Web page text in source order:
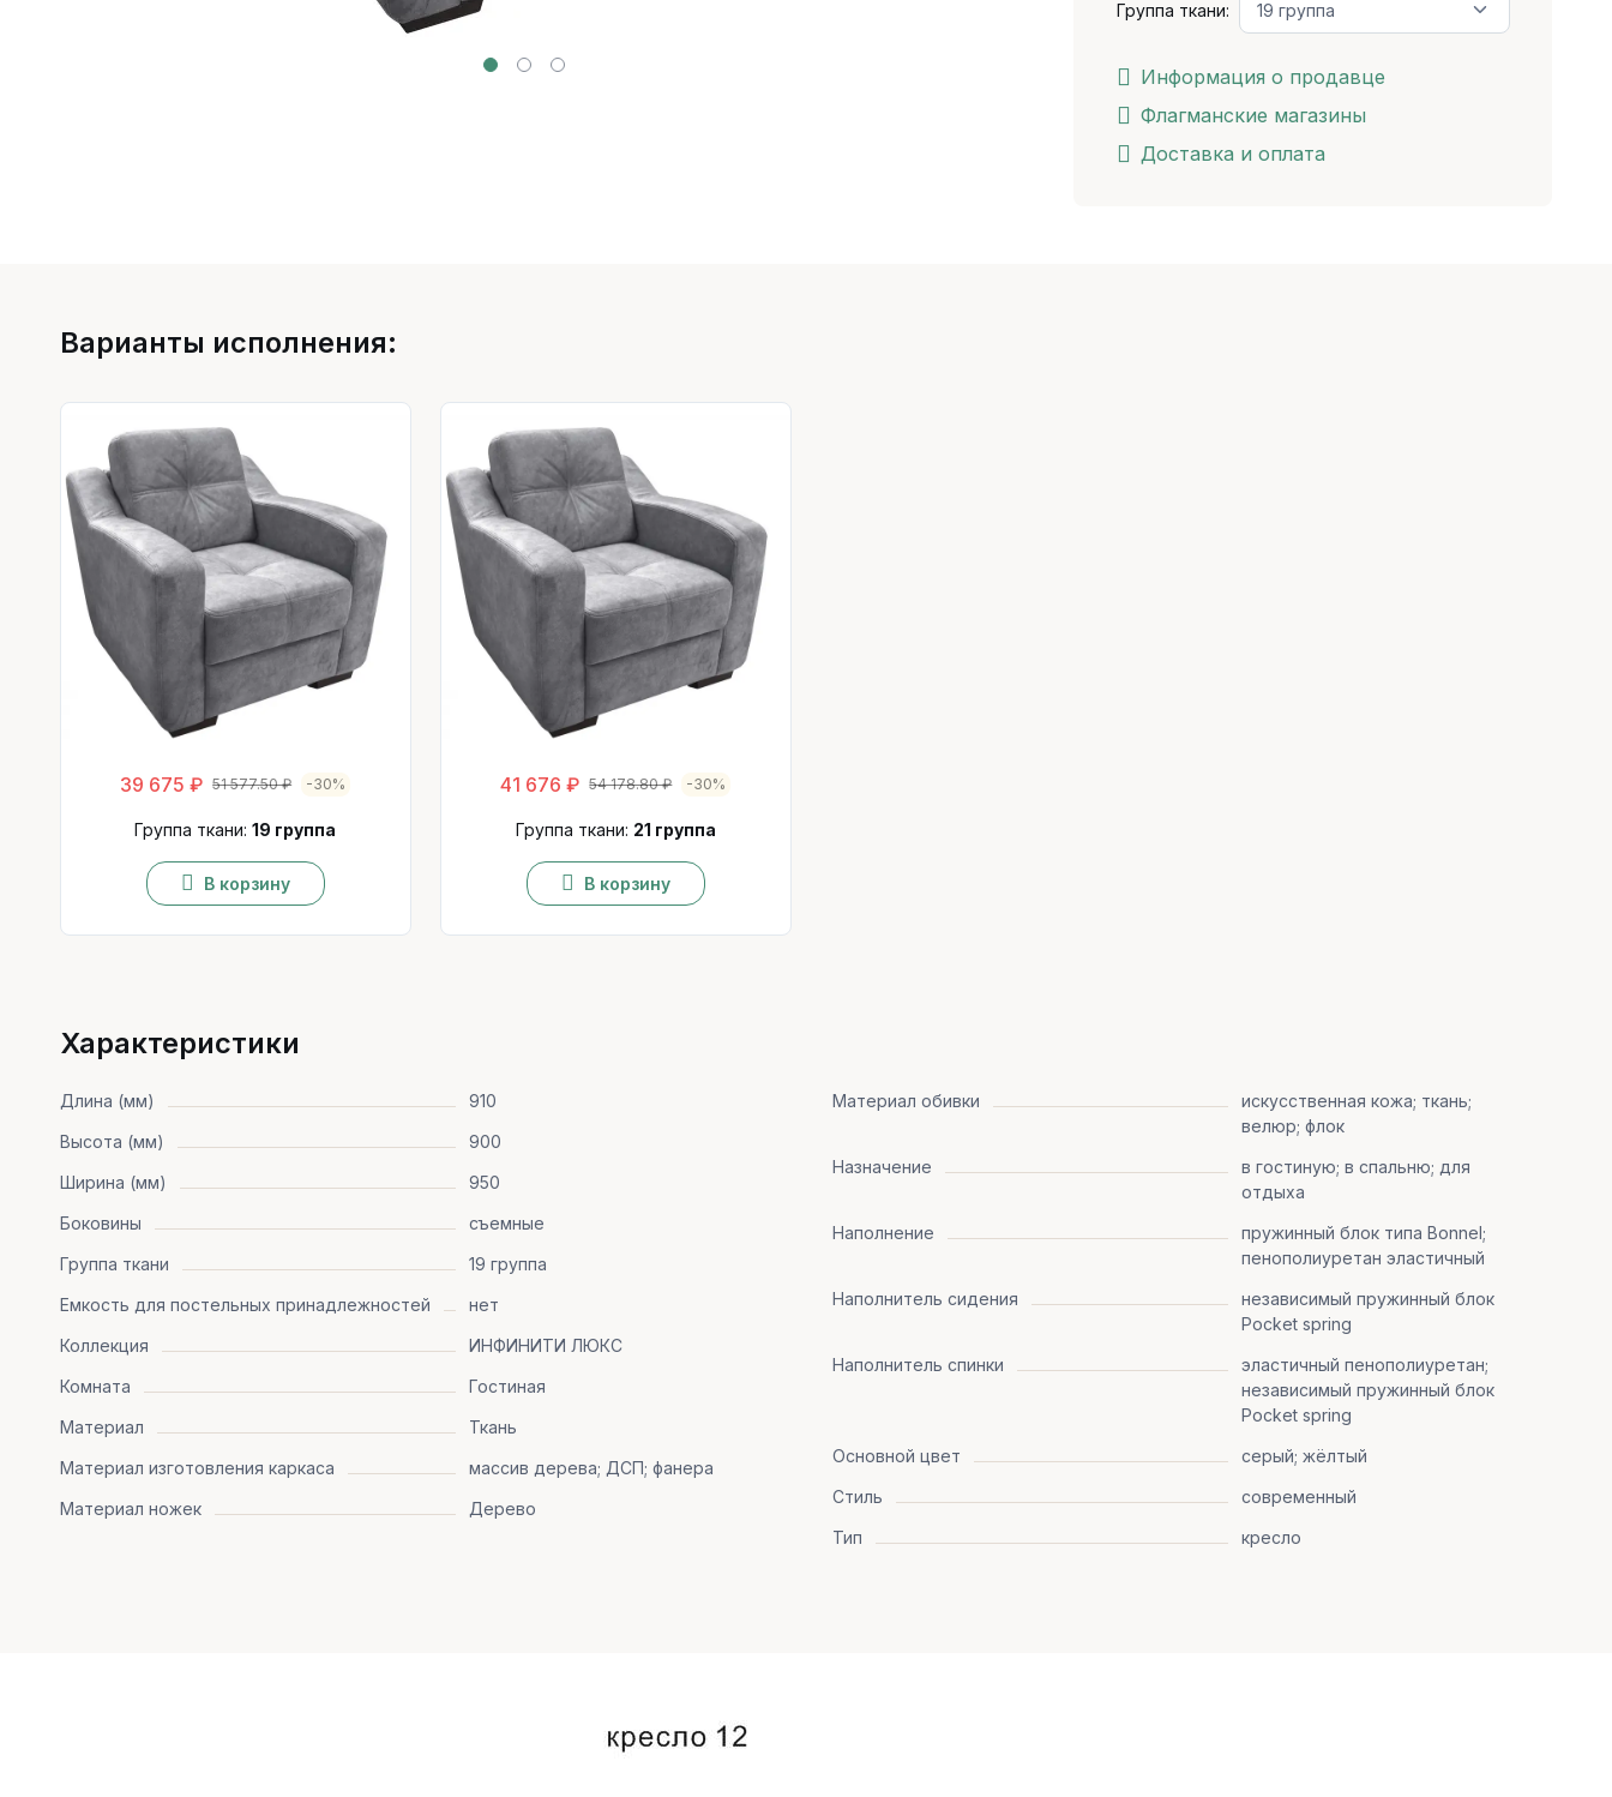
Группа ткани:
Информация о продавце
Флагманские магазины
Доставка и оплата
Варианты исполнения:
39 675 ₽ 51 577.50 ₽ -30%
Группа ткани:19 группа
В корзину
41 676 ₽ 54 178.80 ₽ -30%
Группа ткани: 21 группа
В корзину
Характеристики
Длина (мм)
910
Высота (мм)
900
Ширина (мм)
950
Боковины
съемные
Группа ткани
19 группа
Емкость для постельных принадлежностей
нет
Коллекция
ИНФИНИТИ ЛЮКС
Комната
Гостиная
Материал
Ткань
Материал изготовления каркаса
массив дерева; ДСП; фанера
Материал ножек
Дерево
Материал обивки
искусственная кожа; ткань;
велюр; флок
Назначение
в гостиную; в спальню; для
отдыха
Наполнение
пружинный блок типа Bonnel;
пенополиуретан эластичный
Наполнитель сидения
независимый пружинный блок
Pocket spring
Наполнитель спинки
эластичный пенополиуретан;
независимый пружинный блок
Pocket spring
Основной цвет
серый; жёлтый
Стиль
современный
Тип
кресло